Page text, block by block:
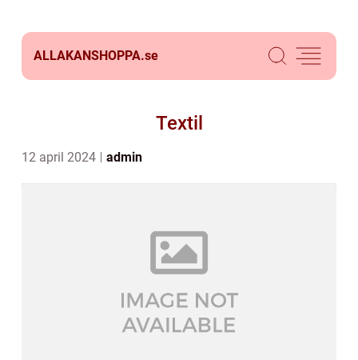
ALLAKANSHOPPA.se
Textil
12 april 2024 admin